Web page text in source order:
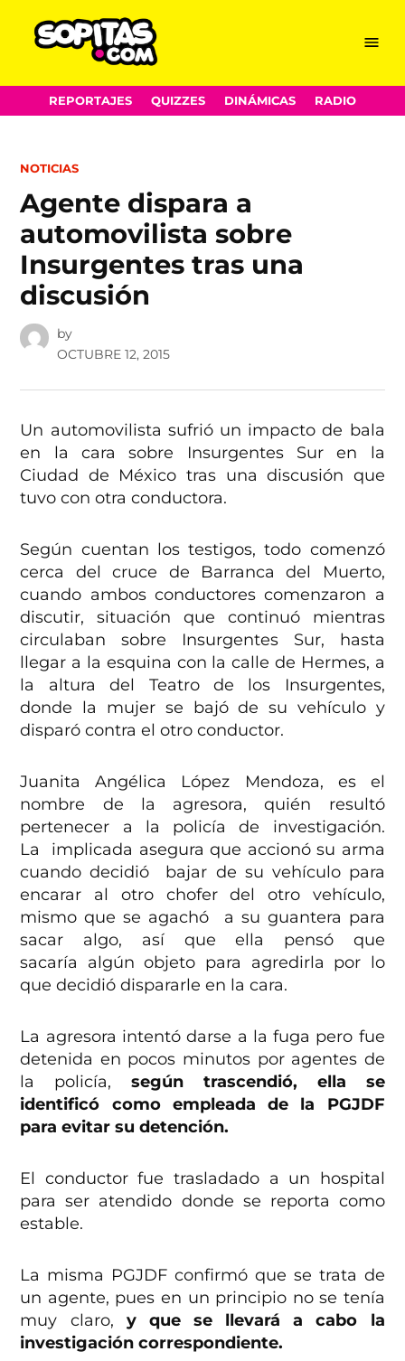
Skip
to
Menu
REPORTAJES QUIZZES DINÁMICAS RADIO
POSTED
NOTICIAS
Agente dispara a
automovilista sobre
Insurgentes tras una
discusión
by
OCTUBRE 12, 2015
Un automovilista sufrió un impacto de bala
en la cara sobre Insurgentes Sur en la
Ciudad de México tras una discusión que
tuvo con otra conductora.
Según cuentan los testigos, todo comenzó
cerca del cruce de Barranca del Muerto,
cuando ambos conductores comenzaron a
discutir, situación que continuó mientras
circulaban sobre Insurgentes Sur, hasta
llegar a la esquina con la calle de Hermes, a
la altura del Teatro de los Insurgentes,
donde la mujer se bajó de su vehículo y
disparó contra el otro conductor.
Juanita Angélica López Mendoza, es el
nombre de la agresora, quién resultó
pertenecer a la policía de investigación.
La implicada asegura que accionó su arma
cuando decidió bajar de su vehículo para
encarar al otro chofer del otro vehículo,
mismo que se agachó a su guantera para
sacar algo, así que ella pensó que
sacaría algún objeto para agredirla por lo
que decidió dispararle en la cara.
La agresora intentó darse a la fuga pero fue
detenida en pocos minutos por agentes de
la policía,según trascendió, ella se
identificó como empleada de la PGJDF
para evitar su detención.
El conductor fue trasladado a un hospital
para ser atendido donde se reporta como
estable.
La misma PGJDF confirmó que se trata de
un agente, pues en un principio no se tenía
muy claro, y que se llevará a cabo la
investigación correspondiente.